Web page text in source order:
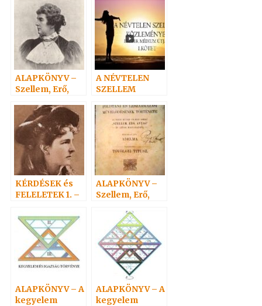
látogatása
Adelmánál…
ALAPKÖNYV –
Szellem, Erő,
A NÉVTELEN
SZELLEM
I.
KÉRDÉSEK és
FELELETEK 1. –
professzor
ALAPKÖNYV –
Szellem, Erő,
ALAPKÖNYV – A
kegyelem
ALAPKÖNYV – A
kegyelem